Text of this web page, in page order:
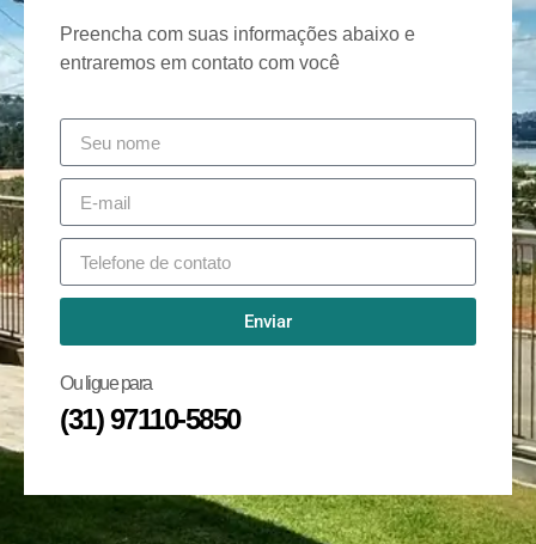
Preencha com suas informações abaixo e
entraremos em contato com você
Enviar
Ou ligue para
(31) 97110-5850